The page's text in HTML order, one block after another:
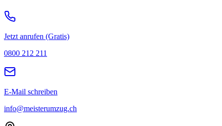
Jetzt anrufen (Gratis)
0800 212 211
E-Mail schreiben
info@meisterumzug.ch